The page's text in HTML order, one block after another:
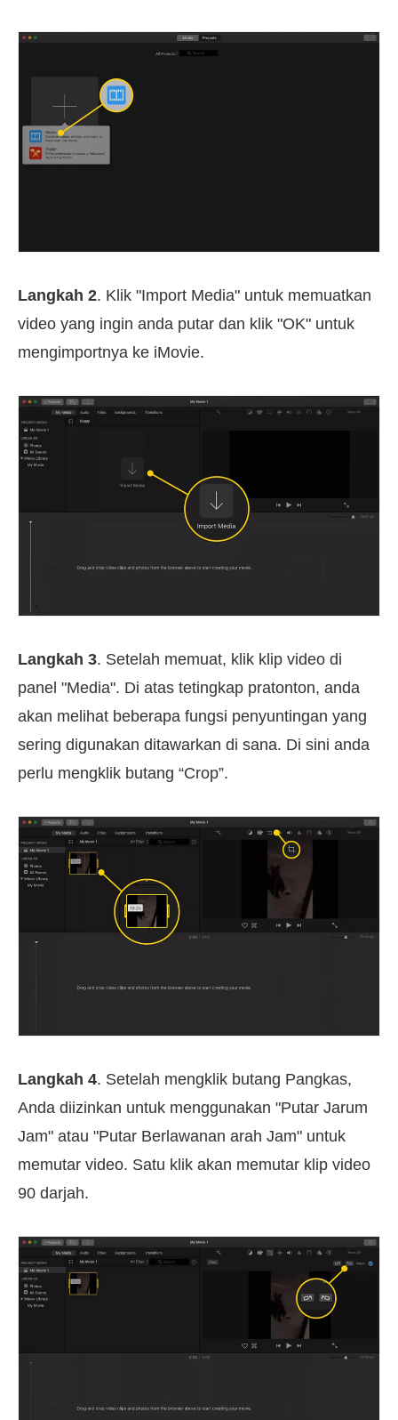
Langkah 2. Klik "Import Media" untuk memuatkan
video yang ingin anda putar dan klik "OK" untuk
mengimportnya ke iMovie.
Langkah 3. Setelah memuat, klik klip video di
panel "Media". Di atas tetingkap pratonton, anda
akan melihat beberapa fungsi penyuntingan yang
sering digunakan ditawarkan di sana. Di sini anda
perlu mengklik butang “Crop”.
Langkah 4. Setelah mengklik butang Pangkas,
Anda diizinkan untuk menggunakan "Putar Jarum
Jam" atau "Putar Berlawanan arah Jam" untuk
memutar video. Satu klik akan memutar klip video
90 darjah.